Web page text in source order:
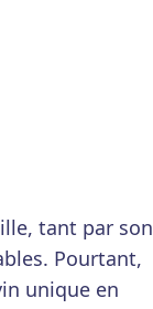
tant par son
Pourtant,
unique en